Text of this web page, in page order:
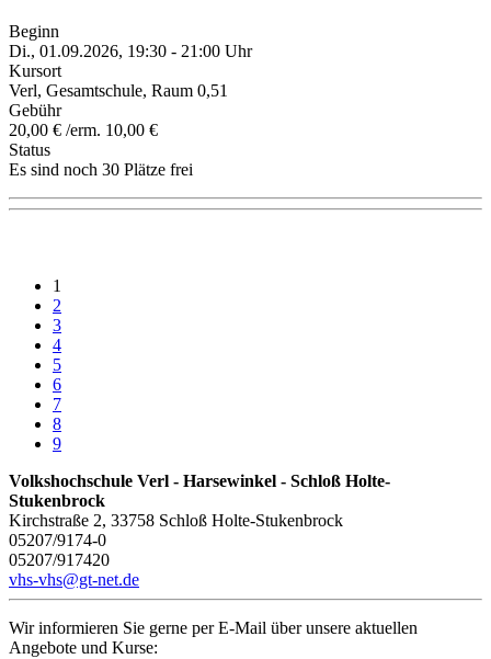
Beginn
Di., 01.09.2026, 19:30 - 21:00 Uhr
Kursort
Verl, Gesamtschule, Raum 0,51
Gebühr
20,00 € /erm. 10,00 €
Status
Es sind noch 30 Plätze frei
1
2
3
4
5
6
7
8
9
Volkshochschule Verl - Harsewinkel - Schloß Holte-
Stukenbrock
Kirchstraße 2, 33758 Schloß Holte-Stukenbrock
05207/9174-0
05207/917420
vhs-vhs@gt-net.de
Wir informieren Sie gerne per E-Mail über unsere aktuellen
Angebote und Kurse: